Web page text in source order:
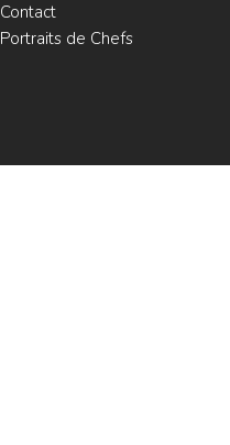
Contact
Portraits de Chefs